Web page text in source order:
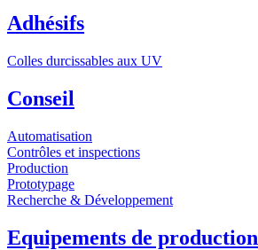
Adhésifs
Colles durcissables aux UV
Conseil
Automatisation
Contrôles et inspections
Production
Prototypage
Recherche & Développement
Equipements de production